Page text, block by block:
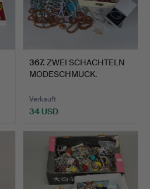
367. ZWEI SCHACHTELN
MODESCHMUCK.
Verkauft
34 USD